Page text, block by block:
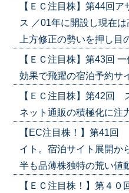
【ＥＣ注目株】第44回
ス ／01年に開設し現在
上方修正の勢いを押し
【ＥＣ注目株】第43回
効果で飛躍の宿泊予約サ
【ＥＣ注目株】第42回
ネット通販の積極化に注
【EC注目株！】第41回
イト。宿泊サイト展開か
半も品薄株独特の荒い値
【ＥＣ注目株！】第４